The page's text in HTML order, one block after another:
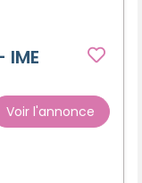
Voir l'annonce